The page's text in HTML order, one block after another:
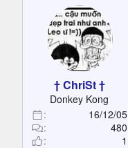
† ChriSt †
Donkey Kong
16/12/05
480
1